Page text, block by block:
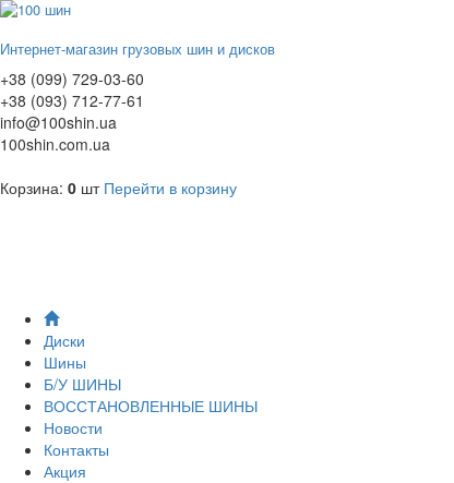
Интернет-магазин грузовых шин и дисков
+38 (099) 729-03-60
+38 (093) 712-77-61
info@100shin.ua
100shin.com.ua
Корзина: 0 шт Перейти в корзину
Диски
Шины
Б/У ШИНЫ
ВОССТАНОВЛЕННЫЕ ШИНЫ
Новости
Контакты
Акция